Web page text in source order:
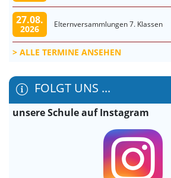
27.08.
2026 Elternversammlungen 7. Klassen
ALLE TERMINE ANSEHEN
FOLGT UNS ...
unsere Schule auf Instagram